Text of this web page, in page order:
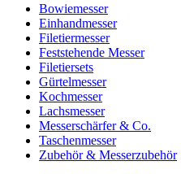
Bowiemesser
Einhandmesser
Filetiermesser
Feststehende Messer
Filetiersets
Gürtelmesser
Kochmesser
Lachsmesser
Messerschärfer & Co.
Taschenmesser
Zubehör & Messerzubehör